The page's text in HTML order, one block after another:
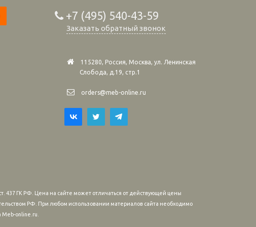
+7 (495) 540-43-59
Заказать обратный звонок
115280, Россия, Москва, ул. Ленинская
Слобода, д.19, стр.1
orders@meb-online.ru
ГК РФ. Цена на сайте может отличаться от действующей цены
РФ. При любом использовании материалов сайта необходимо
online.ru.